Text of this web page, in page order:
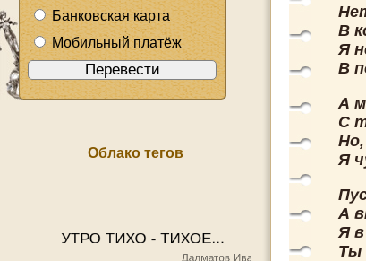
Банковская карта
Мобильный платёж
Облако тегов
В
Я
В
А
С
Я
А
Я
Ты